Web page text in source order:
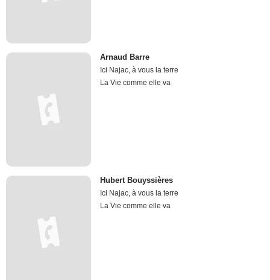
Arnaud Barre
Ici Najac, à vous la terre
La Vie comme elle va
Hubert Bouyssières
Ici Najac, à vous la terre
La Vie comme elle va